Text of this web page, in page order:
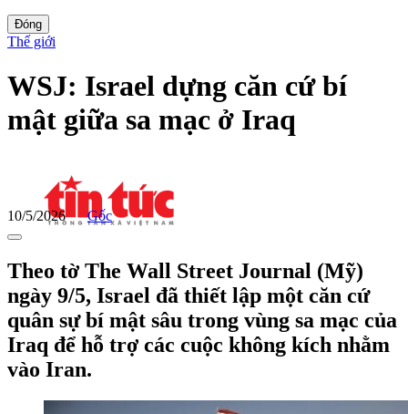
Đóng
Thế giới
WSJ: Israel dựng căn cứ bí
mật giữa sa mạc ở Iraq
10/5/2026 Gốc
Theo tờ The Wall Street Journal (Mỹ)
ngày 9/5, Israel đã thiết lập một căn cứ
quân sự bí mật sâu trong vùng sa mạc của
Iraq để hỗ trợ các cuộc không kích nhằm
vào Iran.